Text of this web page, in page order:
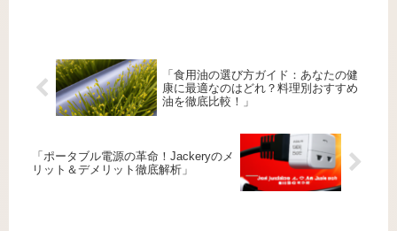
「食用油の選び方ガイド：あなたの健
康に最適なのはどれ？料理別おすすめ
油を徹底比較！」
「ポータブル電源の革命！Jackeryのメ
リット＆デメリット徹底解析」